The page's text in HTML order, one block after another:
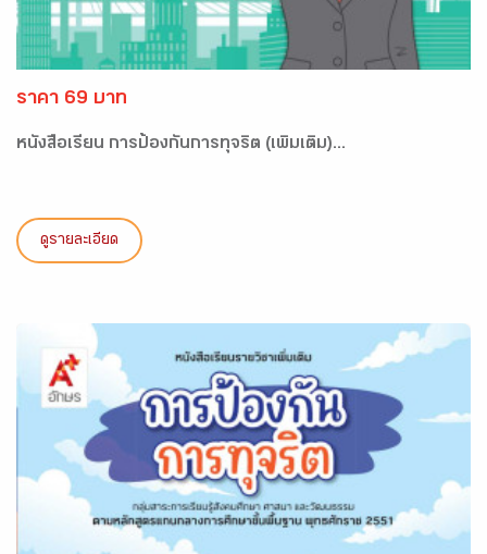
ราคา 69 บาท
หนังสือเรียน การป้องกันการทุจริต (เพิ่มเติม)...
ดูรายละเอียด